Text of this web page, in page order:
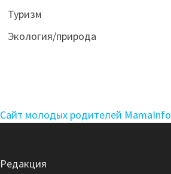
Туризм
Экология/природа
Сайт молодых родителей MamaInfo
Редакция